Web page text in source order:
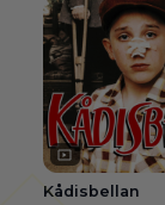
Kådisbellan